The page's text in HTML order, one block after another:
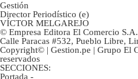
Gestión
Director Periodístico (e)
VÍCTOR MELGAREJO
© Empresa Editora El Comercio S.A.
Calle Paracas #532, Pueblo Libre,
Copyright© | Gestion.pe | Grupo El
reservados
SECCIONES:
Portada -